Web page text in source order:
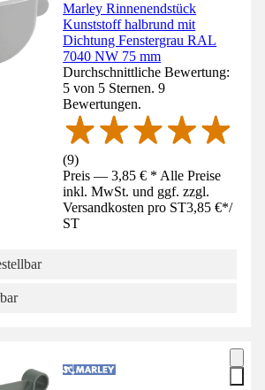
Marley Rinnenendstück
Kunststoff halbrund mit
Dichtung Fenstergrau RAL
7040 NW 75 mm
Durchschnittliche Bewertung:
5 von 5 Sternen. 9
Bewertungen.
(9)
Preis — 3,85 € * Alle Preise
inkl. MwSt. und ggf. zzgl.
Versandkosten pro ST3,85 €*/
ST